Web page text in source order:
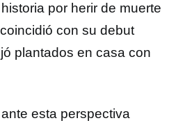
por herir de muerte
con su debut
plantados en casa con
esta perspectiva